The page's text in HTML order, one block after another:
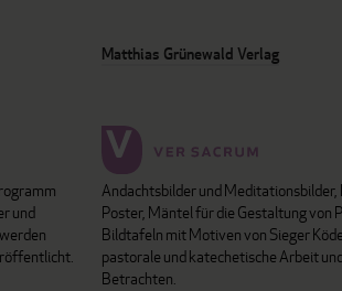
Matthias Grünewald Verlag
und
Andachtsbilder und
Poster, Mäntel für die Gestaltung
Bildtafeln mit Motiven von Sieger
pastorale und katechetische Arbeit
Betrachten.